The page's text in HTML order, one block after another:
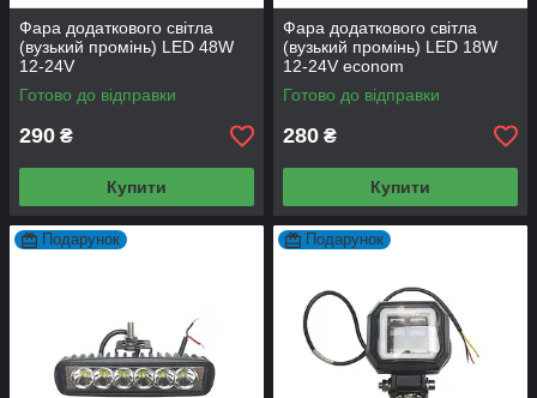
Фара додаткового світла
(вузький промінь) LED 48W
12-24V
Готово до відправки
290 ₴
Купити
Фара додаткового світла
(вузький промінь) LED 18W
12-24V econom
Готово до відправки
280 ₴
Купити
Подарунок Подарунок